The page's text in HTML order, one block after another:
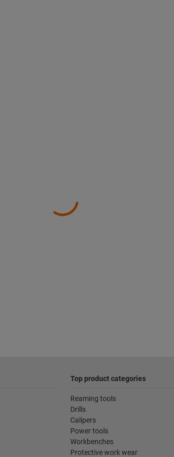
Top product categories
Reaming tools
Drills
Calipers
Power tools
Workbenches
Protective work wear